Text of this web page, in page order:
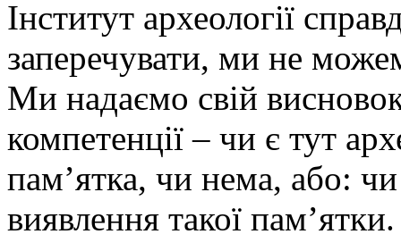
Інститут археології
заперечувати, ми не
Ми надаємо свій
компетенції – чи є тут
пам’ятка, чи нема, або: чи
виявлення такої